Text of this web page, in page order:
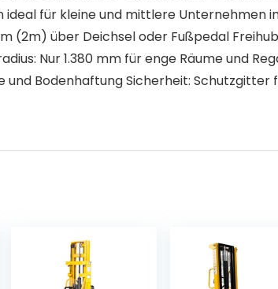
für kleine und mittlere Unternehmen
(2m) über Deichsel oder Fußpedal
Nur 1.380 mm für enge Räume und
Bodenhaftung Sicherheit: Schutzgitter